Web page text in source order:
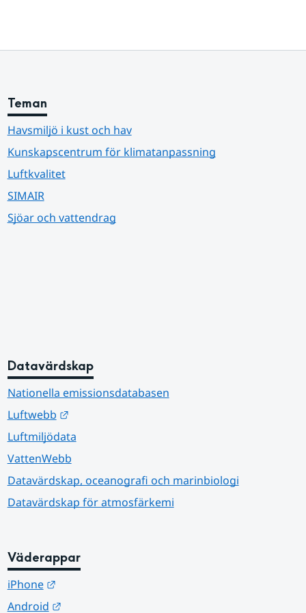
Teman
Havsmiljö i kust och hav
Kunskapscentrum för klimatanpassning
Luftkvalitet
SIMAIR
Sjöar och vattendrag
Datavärdskap
Nationella emissionsdatabasen
Luftwebb
Länk till annan webbplats.
Luftmiljödata
VattenWebb
Datavärdskap, oceanografi och marinbiologi
Datavärdskap för atmosfärkemi
Väderappar
iPhone
Länk till annan webbplats.
Android
Länk till annan webbplats.